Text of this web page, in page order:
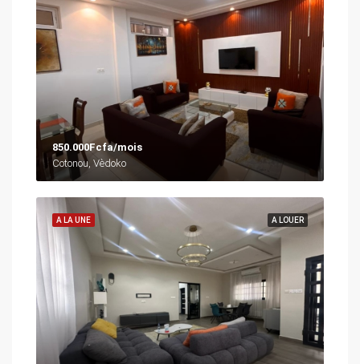
850.000Fcfa/mois
Cotonou, Vèdoko
A LOUER
A LA UNE